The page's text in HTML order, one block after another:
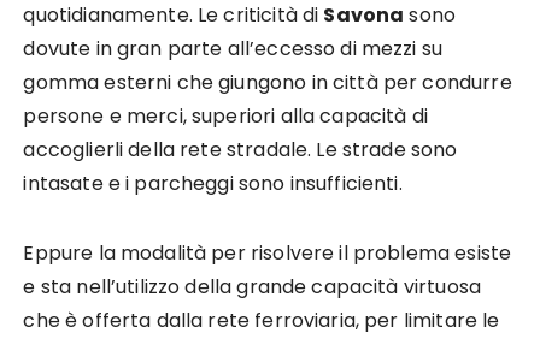
quotidianamente. Le criticità di Savona sono
dovute in gran parte all’eccesso di mezzi su
gomma esterni che giungono in città per condurre
persone e merci, superiori alla capacità di
accoglierli della rete stradale. Le strade sono
intasate e i parcheggi sono insufficienti.
Eppure la modalità per risolvere il problema esiste
e sta nell’utilizzo della grande capacità virtuosa
che è offerta dalla rete ferroviaria, per limitare le